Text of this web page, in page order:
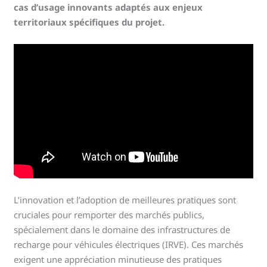
cas d’usage innovants adaptés aux enjeux
territoriaux spécifiques du projet.
L’innovation et l’adoption de meilleures pratiques sont
cruciales pour remporter des marchés publics,
spécialement dans le domaine des infrastructures de
recharge pour véhicules électriques (IRVE). Ces marchés
exigent une appréciation minutieuse des pratiques